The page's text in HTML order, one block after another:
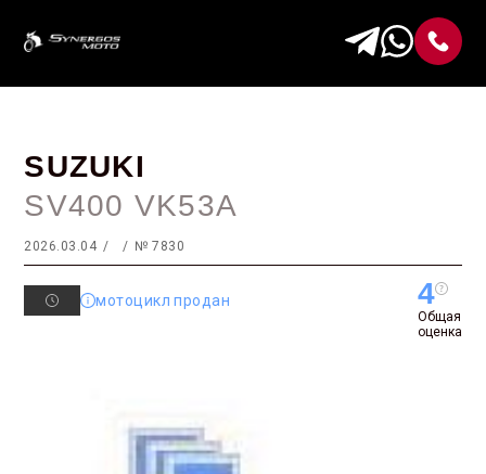
SUZUKI
SV400 VK53A
2026.03.04 № 7830
мотоцикл продан 4
Общая
оценка